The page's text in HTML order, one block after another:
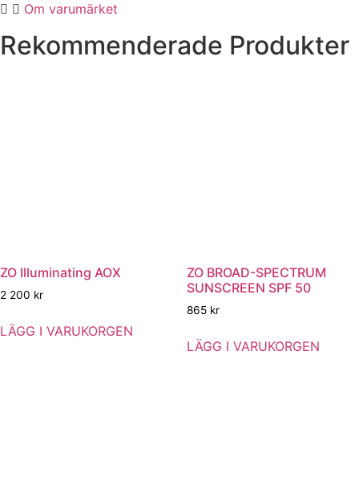
Om varumärket
Rekommenderade Produkter
ZO Illuminating AOX
2 200 kr
LÄGG I VARUKORGEN
ZO BROAD-SPECTRUM
SUNSCREEN SPF 50
865 kr
LÄGG I VARUKORGEN